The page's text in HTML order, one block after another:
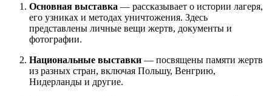
Основная выставка — рассказывает о истории лагеря,
его узниках и методах уничтожения. Здесь
представлены личные вещи жертв, документы и
фотографии.
Национальные выставки — посвящены памяти жертв
из разных стран, включая Польшу, Венгрию,
Нидерланды и другие.